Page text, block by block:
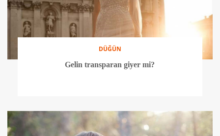
DÜĞÜN
Gelin transparan giyer mi?